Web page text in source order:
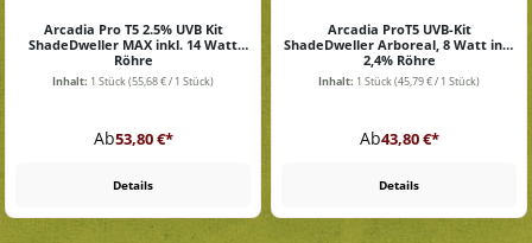
Arcadia Pro T5 2.5% UVB Kit
ShadeDweller MAX inkl. 14 Watt
Röhre
Inhalt: 1 Stück(55,68 € / 1 Stück)
Regulärer Preis:
Ab53,80 €*
Details
Arcadia ProT5 UVB-Kit
ShadeDweller Arboreal, 8 Watt inkl
2,4% Röhre
Inhalt: 1 Stück(45,79 € / 1 Stück)
Regulärer Preis:
Ab43,80 €*
Details